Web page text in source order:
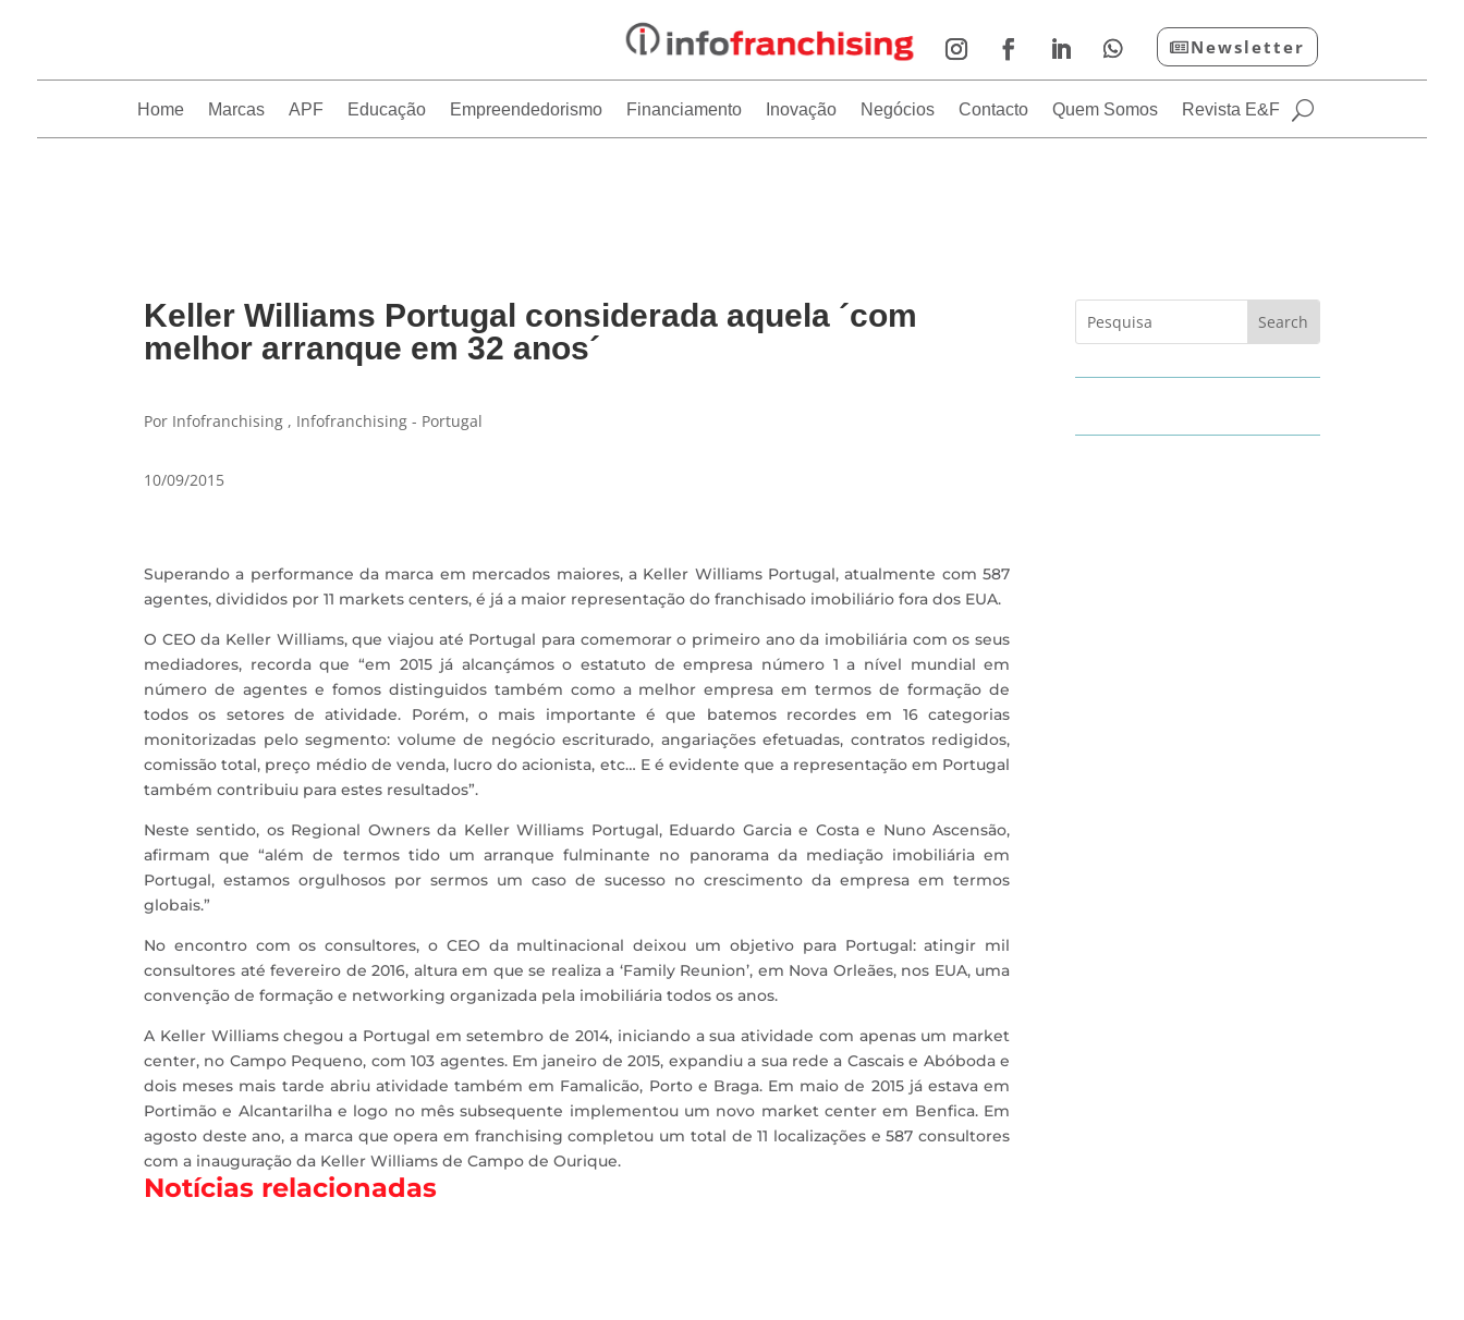
Newsletter
Home Marcas APF Educação Empreendedorismo Financiamento Inovação Negócios Contacto Quem Somos Revista E&F
Keller Williams Portugal considerada aquela ´com
melhor arranque em 32 anos´
Por Infofranchising , Infofranchising - Portugal
10/09/2015
Superando a performance da marca em mercados maiores, a Keller Williams Portugal, atualmente com 587
agentes, divididos por 11 markets centers, é já a maior representação do franchisado imobiliário fora dos EUA.
O CEO da Keller Williams, que viajou até Portugal para comemorar o primeiro ano da imobiliária com os seus
mediadores, recorda que “em 2015 já alcançámos o estatuto de empresa número 1 a nível mundial em
número de agentes e fomos distinguidos também como a melhor empresa em termos de formação de
todos os setores de atividade. Porém, o mais importante é que batemos recordes em 16 categorias
monitorizadas pelo segmento: volume de negócio escriturado, angariações efetuadas, contratos redigidos,
comissão total, preço médio de venda, lucro do acionista, etc… E é evidente que a representação em Portugal
também contribuiu para estes resultados”.
Neste sentido, os Regional Owners da Keller Williams Portugal, Eduardo Garcia e Costa e Nuno Ascensão,
afirmam que “além de termos tido um arranque fulminante no panorama da mediação imobiliária em
Portugal, estamos orgulhosos por sermos um caso de sucesso no crescimento da empresa em termos
globais.”
No encontro com os consultores, o CEO da multinacional deixou um objetivo para Portugal: atingir mil
consultores até fevereiro de 2016, altura em que se realiza a ‘Family Reunion’, em Nova Orleães, nos EUA, uma
convenção de formação e networking organizada pela imobiliária todos os anos.
A Keller Williams chegou a Portugal em setembro de 2014, iniciando a sua atividade com apenas um market
center, no Campo Pequeno, com 103 agentes. Em janeiro de 2015, expandiu a sua rede a Cascais e Abóboda e
dois meses mais tarde abriu atividade também em Famalicão, Porto e Braga. Em maio de 2015 já estava em
Portimão e Alcantarilha e logo no mês subsequente implementou um novo market center em Benfica. Em
agosto deste ano, a marca que opera em franchising completou um total de 11 localizações e 587 consultores
com a inauguração da Keller Williams de Campo de Ourique.
Notícias relacionadas